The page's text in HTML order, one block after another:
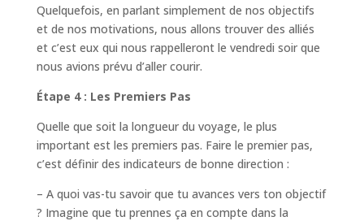
Quelquefois, en parlant simplement de nos objectifs
et de nos motivations, nous allons trouver des alliés
et c’est eux qui nous rappelleront le vendredi soir que
nous avions prévu d’aller courir.
Étape 4 : Les Premiers Pas
Quelle que soit la longueur du voyage, le plus
important est les premiers pas. Faire le premier pas,
c’est définir des indicateurs de bonne direction :
– A quoi vas-tu savoir que tu avances vers ton objectif
? Imagine que tu prennes ça en compte dans la